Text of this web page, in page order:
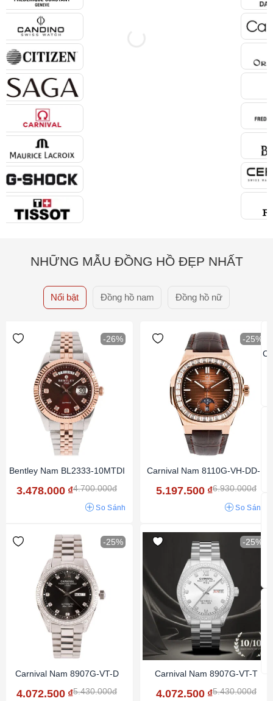
NHỮNG MẪU ĐỒNG HỒ ĐẸP NHẤT
Nổi bật Đồng hồ nam Đồng hồ nữ
-26%
Bentley Nam BL2333-10MTDI
3.478.000 ₫4.700.000đ
So Sánh
-25%
Carnival Nam 8110G-VH-DD-N
5.197.500 ₫6.930.000đ
So Sánh
-25%
Carnival Nam 8907G-VT-D
4.072.500 ₫5.430.000đ
-25%
Carnival Nam 8907G-VT-T
4.072.500 ₫5.430.000đ